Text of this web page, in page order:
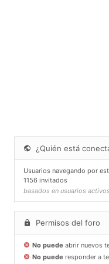
¿Quién está
Usuarios navegando por
1156 invitados
basados en usuarios
Permisos del foro
No puede abrir nuevos
No puede responder a